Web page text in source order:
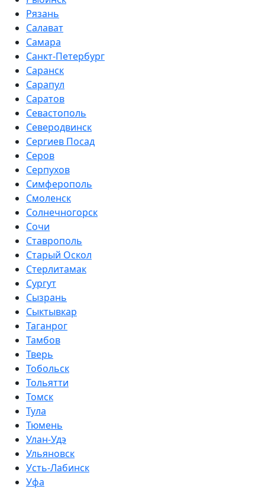
Рязань
Салават
Самара
Санкт-Петербург
Саранск
Сарапул
Саратов
Севастополь
Северодвинск
Сергиев Посад
Серов
Серпухов
Симферополь
Смоленск
Солнечногорск
Сочи
Ставрополь
Старый Оскол
Стерлитамак
Сургут
Сызрань
Сыктывкар
Таганрог
Тамбов
Тверь
Тобольск
Тольятти
Томск
Тула
Тюмень
Улан-Удэ
Ульяновск
Усть-Лабинск
Уфа